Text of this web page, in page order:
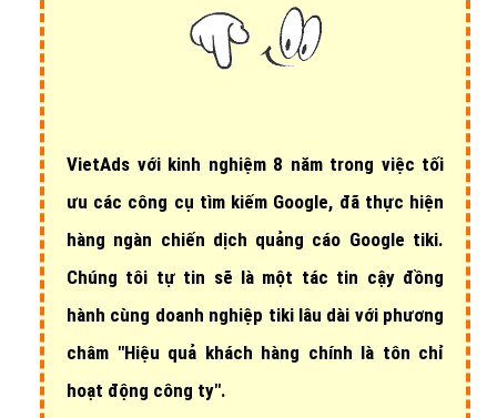
VietAds với kinh nghiệm 8 nămtrong việc tối
ưu các công cụ tìm kiếm Google, đã thực hiện
hàng ngàn chiến dịch quảng cáo Google tiki.
Chúng tôi tự tin sẽ là một tác tin cậy đồng
hành cùng doanh nghiệp tiki lâu dài với phương
châm "Hiệu quả khách hàng chính là tôn chỉ
hoạt động công ty".